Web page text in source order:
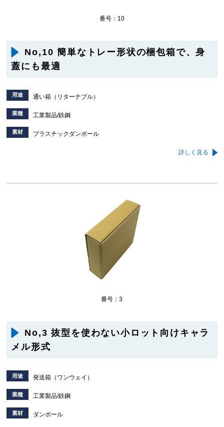
番号：10
No,10 簡単なトレー形状の梱包箱で、身
蓋にも最適
用途 通い箱（リターナブル）
業種 工業製品/鉄鋼
素材 プラスチックダンボール
詳しく見る
番号：3
No,3 抜型を使わない小ロット向けキャラ
メル形式
用途 発送箱（ワンウェイ）
業種 工業製品/鉄鋼
素材 ダンボール